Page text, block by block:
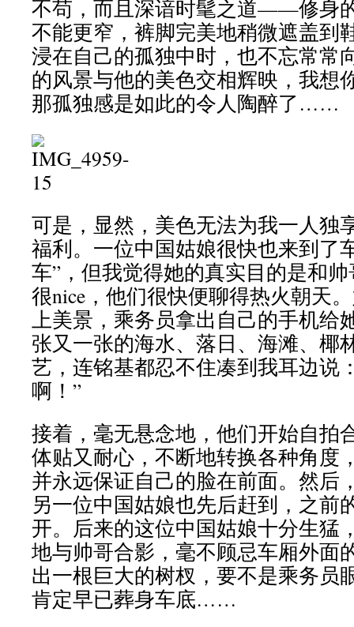
不苟，而且深谙时髦之道——修身
不能更窄，裤脚完美地稍微遮盖到
浸在自己的孤独中时，也不忘常常
的风景与他的美色交相辉映，我想
那孤独感是如此的令人陶醉了……
可是，显然，美色无法为我一人独
福利。一位中国姑娘很快也来到了
车”，但我觉得她的真实目的是和
很nice，他们很快便聊得热火朝天
上美景，乘务员拿出自己的手机给
张又一张的海水、落日、海滩、椰
艺，连铭基都忍不住凑到我耳边说
啊！”
接着，毫无悬念地，他们开始自拍
体贴又耐心，不断地转换各种角度
并永远保证自己的脸在前面。然后
另一位中国姑娘也先后赶到，之前
开。后来的这位中国姑娘十分生猛
地与帅哥合影，毫不顾忌车厢外面
出一根巨大的树杈，要不是乘务员
肯定早已葬身车底……